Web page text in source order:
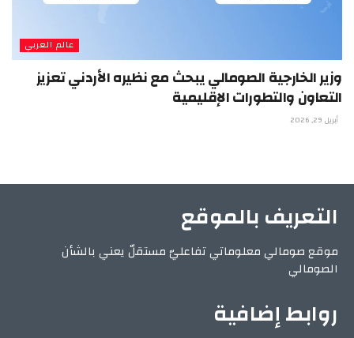
عالم العربي
وزير الخارجية الصومالي يبحث مع نظيره الأردني تعزيز
التعاون والتطورات الإقليمية
أبريل 29, 2026
التعريف بالموقع
موقع صومالي معلوماتي تفاعليّ مستقلّ يعني بالشأن
الصومالي
روابط إضافية